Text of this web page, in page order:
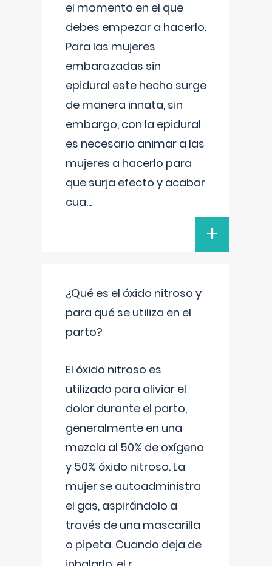
el momento en el que
debes empezar a hacerlo.
Para las mujeres
embarazadas sin
epidural este hecho surge
de manera innata, sin
embargo, con la epidural
es necesario animar a las
mujeres a hacerlo para
que surja efecto y acabar
cua...
+
¿Qué es el óxido nitroso y
para qué se utiliza en el
parto?
El óxido nitroso es
utilizado para aliviar el
dolor durante el parto,
generalmente en una
mezcla al 50% de oxígeno
y 50% óxido nitroso. La
mujer se autoadministra
el gas, aspirándolo a
través de una mascarilla
o pipeta. Cuando deja de